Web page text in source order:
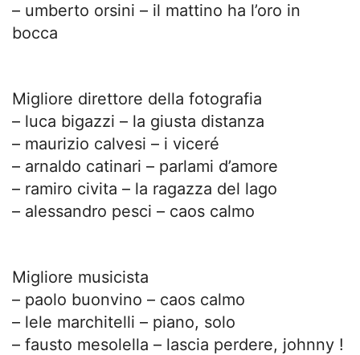
– umberto orsini – il mattino ha l’oro in
bocca
Migliore direttore della fotografia
– luca bigazzi – la giusta distanza
– maurizio calvesi – i viceré
– arnaldo catinari – parlami d’amore
– ramiro civita – la ragazza del lago
– alessandro pesci – caos calmo
Migliore musicista
– paolo buonvino – caos calmo
– lele marchitelli – piano, solo
– fausto mesolella – lascia perdere, johnny !